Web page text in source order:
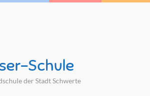
Schule
der Stadt Schwerte